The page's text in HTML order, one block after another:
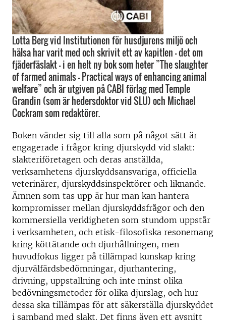
Lotta Berg vid Institutionen för husdjurens miljö och
hälsa har varit med och skrivit ett av kapitlen – det om
fjäderfäslakt - i en helt ny bok som heter ”The slaughter
of farmed animals – Practical ways of enhancing animal
welfare” och är utgiven på CABI förlag med Temple
Grandin (som är hedersdoktor vid SLU) och Michael
Cockram som redaktörer.
Boken vänder sig till alla som på något sätt är
engagerade i frågor kring djurskydd vid slakt:
slakteriföretagen och deras anställda,
verksamhetens djurskyddsansvariga, officiella
veterinärer, djurskyddsinspektörer och liknande.
Ämnen som tas upp är hur man kan hantera
kompromisser mellan djurskyddsfrågor och den
kommersiella verkligheten som stundom uppstår
i verksamheten, och etisk-filosofiska resonemang
kring köttätande och djurhållningen, men
huvudfokus ligger på tillämpad kunskap kring
djurvälfärdsbedömningar, djurhantering,
drivning, uppstallning och inte minst olika
bedövningsmetoder för olika djurslag, och hur
dessa ska tillämpas för att säkerställa djurskyddet
i samband med slakt. Det finns även ett avsnitt